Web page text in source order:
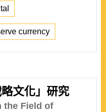
currency
文化」研究
the Field of